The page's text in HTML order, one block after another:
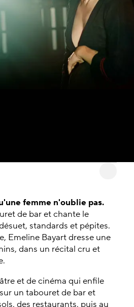
femme n'oublie pas.
de bar et chante le
standards et pépites.
Emeline Bayart dresse une
dans un récital cru et
et de cinéma qui enfile
un tabouret de bar et
des restaurants, puis au